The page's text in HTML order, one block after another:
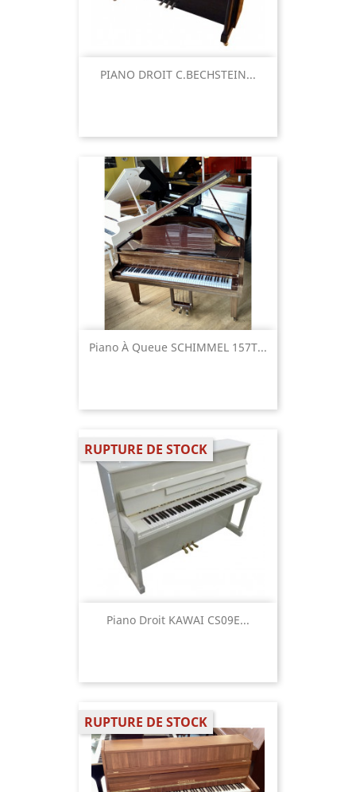
PIANO DROIT C.BECHSTEIN...
Piano À Queue SCHIMMEL 157T...
Piano Droit KAWAI CS09E...
RUPTURE DE STOCK
RUPTURE DE STOCK